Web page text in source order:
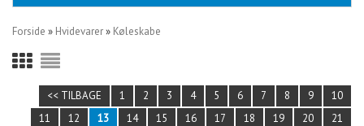
Forside » Hvidevarer» Køleskabe
<< TILBAGE 1 2 3 4 5 6 7 8 9
10
11
12 13 14 15 16 17 18 19 20
21